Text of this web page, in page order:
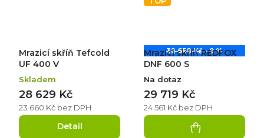
Mrazicí skříň Tefcold
UF 400 V
Skladem
23 660 Kč bez DPH
28 629 Kč
Detail
32 658 Kč –9 %
Mrazicí skříň REDFOX
DNF 600 S
Na dotaz
24 561 Kč bez DPH
29 719 Kč